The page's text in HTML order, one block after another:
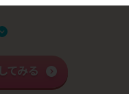
てみる